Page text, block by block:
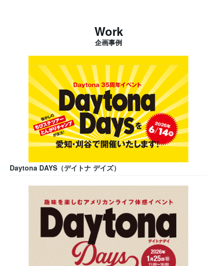
Work
企画事例
Daytona DAYS（デイトナ デイズ）